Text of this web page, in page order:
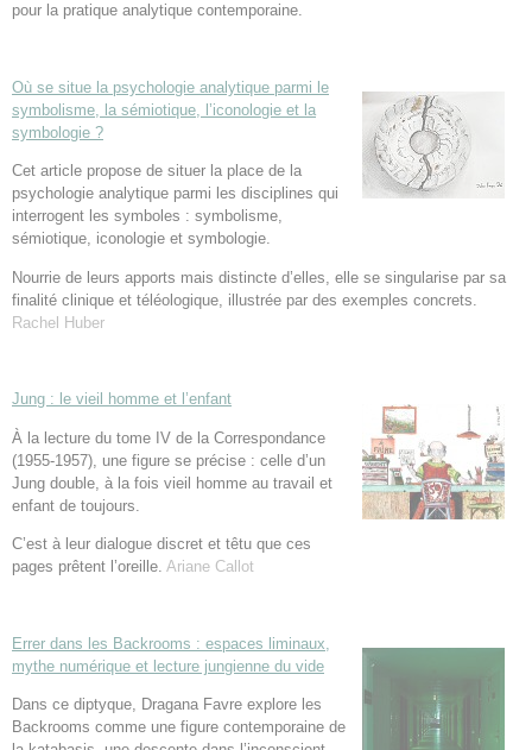
pour la pratique analytique contemporaine.
Où se situe la psychologie analytique parmi le
symbolisme, la sémiotique, l’iconologie et la
symbologie ?
Cet article propose de situer la place de la
psychologie analytique parmi les disciplines qui
interrogent les symboles : symbolisme,
sémiotique, iconologie et symbologie.
Nourrie de leurs apports mais distincte d’elles, elle se singularise par sa
finalité clinique et téléologique, illustrée par des exemples concrets.
Rachel Huber
Jung : le vieil homme et l’enfant
À la lecture du tome IV de la Correspondance
(1955-1957), une figure se précise : celle d’un
Jung double, à la fois vieil homme au travail et
enfant de toujours.
C’est à leur dialogue discret et têtu que ces
pages prêtent l’oreille. Ariane Callot
Errer dans les Backrooms : espaces liminaux,
mythe numérique et lecture jungienne du vide
Dans ce diptyque, Dragana Favre explore les
Backrooms comme une figure contemporaine de